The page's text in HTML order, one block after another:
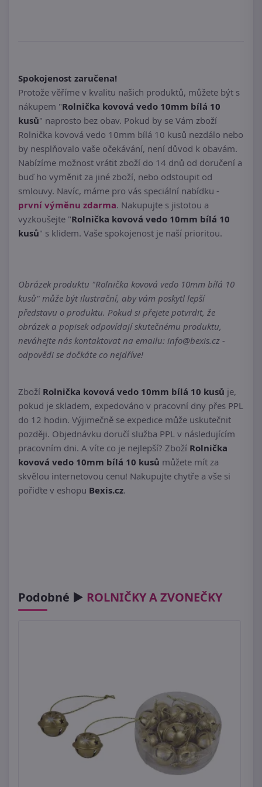
Spokojenost zaručena!
Protože věříme v kvalitu našich produktů, můžete být s
nákupem "Rolnička kovová vedo 10mm bílá 10
kusů" naprosto bez obav. Pokud by se Vám zboží
Rolnička kovová vedo 10mm bílá 10 kusů nezdálo nebo
by nesplňovalo vaše očekávání, není důvod k obavám.
Nabízíme možnost vrátit zboží do 14 dnů od doručení a
buď ho vyměnit za jiné zboží, nebo odstoupit od
smlouvy. Navíc, máme pro vás speciální nabídku -
první výměnu zdarma. Nakupujte s jistotou a
vyzkoušejte "Rolnička kovová vedo 10mm bílá 10
kusů" s klidem. Vaše spokojenost je naší prioritou.
Obrázek produktu "Rolnička kovová vedo 10mm bílá 10
kusů" může být ilustrační, aby vám poskytl lepší
představu o produktu. Pokud si přejete potvrdit, že
obrázek a popisek odpovídají skutečnému produktu,
neváhejte nás kontaktovat na emailu: info@bexis.cz -
odpovědi se dočkáte co nejdříve!
Zboží Rolnička kovová vedo 10mm bílá 10 kusů je,
pokud je skladem, expedováno v pracovní dny přes PPL
do 12 hodin. Výjimečně se expedice může uskutečnit
později. Objednávku doručí služba PPL v následujícím
pracovním dni. A víte co je nejlepší? Zboží Rolnička
kovová vedo 10mm bílá 10 kusů můžete mít za
skvělou internetovou cenu! Nakupujte chytře a vše si
pořiďte v eshopu Bexis.cz.
Podobné ► ROLNIČKY A ZVONEČKY